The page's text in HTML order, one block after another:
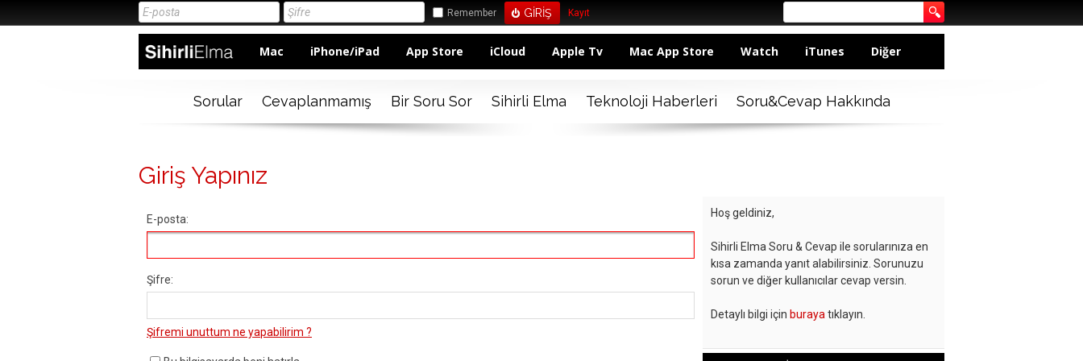
Remember Kayıt
Mac iPhone/iPad App Store iCloud Apple Tv Mac App Store Watch iTunes Diğer
Sorular Cevaplanmamış Bir Soru Sor Sihirli Elma Teknoloji Haberleri Soru&Cevap Hakkında
Giriş Yapınız
E-posta:
Şifre:
Şifremi unuttum ne yapabilirim ?
Hoş geldiniz,
Sihirli Elma Soru & Cevap ile sorularınıza en
kısa zamanda yanıt alabilirsiniz. Sorunuzu
sorun ve diğer kullanıcılar cevap versin.
Detaylı bilgi için buraya tıklayın.